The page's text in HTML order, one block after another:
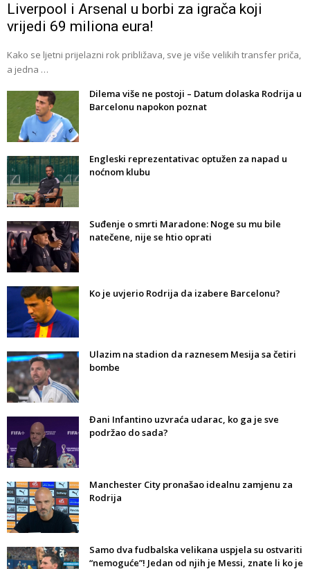
Liverpool i Arsenal u borbi za igrača koji
vrijedi 69 miliona eura!
Kako se ljetni prijelazni rok približava, sve je više velikih transfer priča,
a jedna …
Dilema više ne postoji – Datum dolaska Rodrija u
Barcelonu napokon poznat
Engleski reprezentativac optužen za napad u
noćnom klubu
Suđenje o smrti Maradone: Noge su mu bile
natečene, nije se htio oprati
Ko je uvjerio Rodrija da izabere Barcelonu?
Ulazim na stadion da raznesem Mesija sa četiri
bombe
Đani Infantino uzvraća udarac, ko ga je sve
podržao do sada?
Manchester City pronašao idealnu zamjenu za
Rodrija
Samo dva fudbalska velikana uspjela su ostvariti
“nemoguće”! Jedan od njih je Messi, znate li ko je